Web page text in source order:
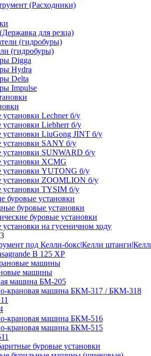
(Расходники)
для резца)
(гидробуры)
Digga
Hydra
Delta
Impulse
Lechner б/у
Liebherr б/у
установки LiuGong JINT б/у
установки SANY б/у
установки SUNWARD б/у
установки XCMG
установки YUTONG б/у
установки ZOOMLION б/у
установки TYSIM б/у
буровые установки
буровые установки
буровые установки
на гусеничном ходу
под Келли-бокс|Келли
B 125 XP
машины
машина БМ-205
крановая машина БКМ-317 / БКМ-318
крановая машина БКМ-516
крановая машина БКМ-515
буровые установки